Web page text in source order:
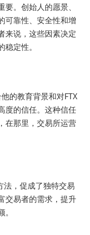
。创始人的愿景、
可靠性、安全性和增
来说，这些因素决定
定性。
的教育背景和对FTX
度的信任。这种信任
在那里，交易所运营
法，促成了独特交易
交易者的需求，提升